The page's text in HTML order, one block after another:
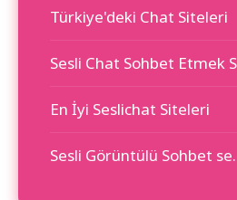
Türkiye'deki Chat Siteleri
Sesli Chat Sohbet Etmek
En İyi Seslichat Siteleri
Sesli Görüntülü Sohbet